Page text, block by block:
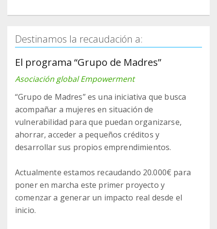
Destinamos la recaudación a:
El programa “Grupo de Madres”
Asociación global Empowerment
“Grupo de Madres” es una iniciativa que busca
acompañar a mujeres en situación de
vulnerabilidad para que puedan organizarse,
ahorrar, acceder a pequeños créditos y
desarrollar sus propios emprendimientos.
Actualmente estamos recaudando 20.000€ para
poner en marcha este primer proyecto y
comenzar a generar un impacto real desde el
inicio.